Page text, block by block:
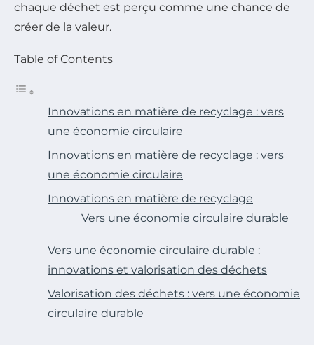
chaque déchet est perçu comme une chance de
créer de la valeur.
Table of Contents
Innovations en matière de recyclage : vers
une économie circulaire
Innovations en matière de recyclage : vers
une économie circulaire
Innovations en matière de recyclage
Vers une économie circulaire durable
Vers une économie circulaire durable :
innovations et valorisation des déchets
Valorisation des déchets : vers une économie
circulaire durable